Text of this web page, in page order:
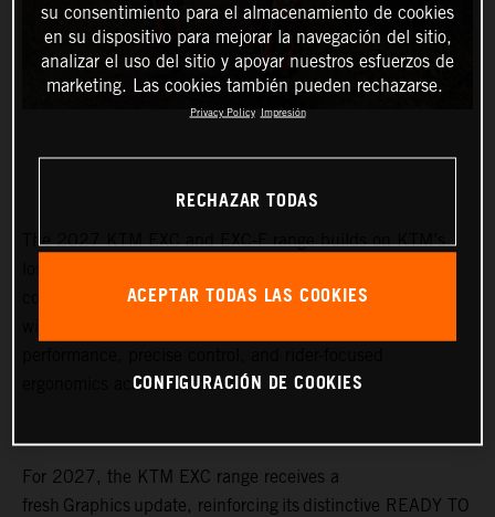
The 2027 KTM EXC and EXC-F range builds on KTM’s
competition. Developed through years of championship-
ergonomics across all terrain.
For 2027, the KTM EXC range receives a
fresh Graphics update, reinforcing its distinctive READY TO
su consentimiento para el almacenamiento de cookies
en su dispositivo para mejorar la navegación del sitio,
analizar el uso del sitio y apoyar nuestros esfuerzos de
marketing. Las cookies también pueden rechazarse.
Privacy Policy Impresión
RECHAZAR TODAS
ACEPTAR TODAS LAS COOKIES
CONFIGURACIÓN DE COOKIES